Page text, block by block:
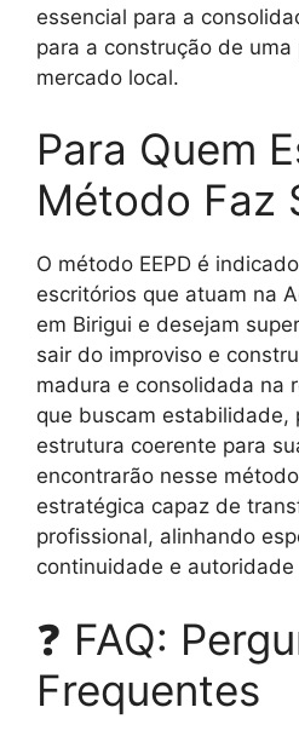
essencial para a
para a construção de
mercado local.
Para Quem
Método Faz
O método EEPD é
escritórios que atuam na
em Birigui e desejam
sair do improviso e
madura e consolidada na
que buscam estabilidade,
estrutura coerente para
encontrarão nesse
estratégica capaz de
profissional, alinhando
continuidade e
❓ FAQ:
Frequentes